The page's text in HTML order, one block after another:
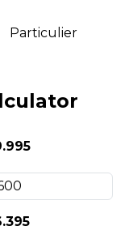
Particulier